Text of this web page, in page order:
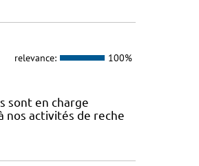
relevance: 100%
sont en charge
activités de reche